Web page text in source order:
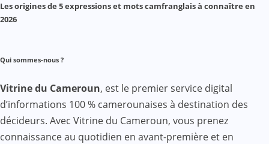
Les origines de 5 expressions et mots camfranglais à connaître en
2026
Qui sommes-nous ?
Vitrine du Cameroun, est le premier service digital
d’informations 100 % camerounaises à destination des
décideurs. Avec Vitrine du Cameroun, vous prenez
connaissance au quotidien en avant-première et en